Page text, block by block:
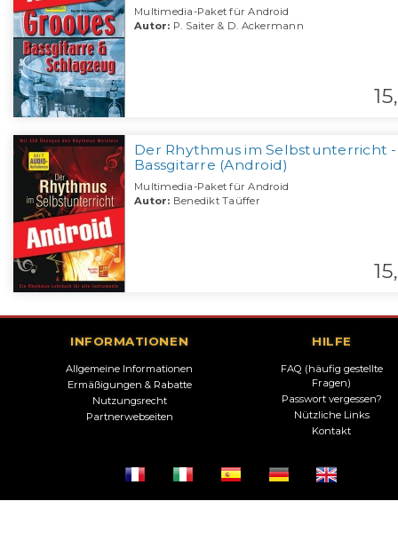
Multimedia-Paket für Android
Autor: P. Saiter & D. Ackermann
15,
Der Rhythmus im Selbstunterricht -
Bassgitarre (Android)
Multimedia-Paket für Android
Autor: Benedikt Taüffer
15,
INFORMATIONEN
Allgemeine Informationen
Ermäßigungen & Rabatte
Nutzungsrecht
Partnerwebseiten
HILFE
FAQ (häufig gestellte
Fragen)
Passwort vergessen?
Nützliche Links
Kontakt